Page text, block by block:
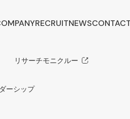
ッセージ
要
ーシップ
RECRUIT
リサーチモニクルー
NEWS